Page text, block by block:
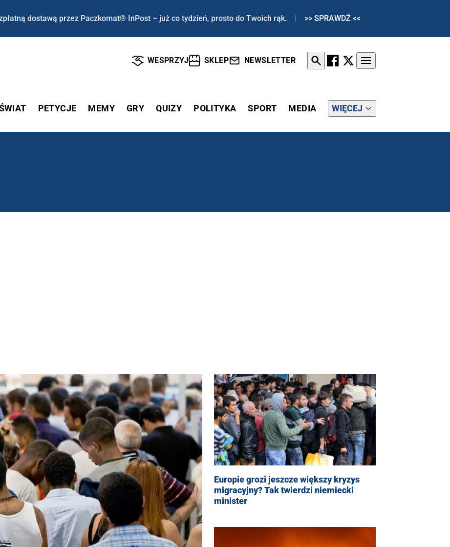
dostawą przez Paczkomat® InPost – już co tydzień, prosto do Twoich rąk. | >> SPRAWDŹ <<
WESPRZYJ SKLEP NEWSLETTER
PETYCJE MEMY GRY QUIZY POLITYKA SPORT MEDIA WIĘCEJ
Europie grozi jeszcze większy kryzys
migracyjny? Tak twierdzi niemiecki
minister